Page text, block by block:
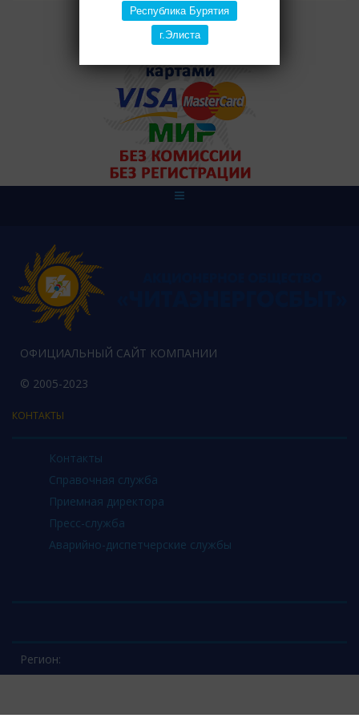
Республика Бурятия
г.Элиста
ОФИЦИАЛЬНЫЙ САЙТ КОМПАНИИ
© 2005-2023
КОНТАКТЫ
Контакты
Справочная служба
Приемная директора
Пресс-служба
Аварийно-диспетчерские службы
Регион: